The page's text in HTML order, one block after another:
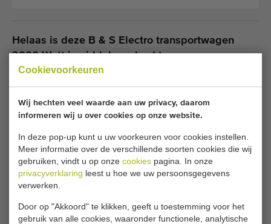
Cookievoorkeuren
Wij hechten veel waarde aan uw privacy, daarom
informeren wij u over cookies op onze website.
In deze pop-up kunt u uw voorkeuren voor cookies instellen.
Meer informatie over de verschillende soorten cookies die wij
gebruiken, vindt u op onze cookies pagina. In onze
privacyverklaring leest u hoe we uw persoonsgegevens
verwerken.
Door op "Akkoord" te klikken, geeft u toestemming voor het
gebruik van alle cookies, waaronder functionele, analytische
Helaas is deze B & S Electro transportwagen
2000 Watt inmiddels verkocht.
vergelijkbare Elektrische transportwagens beschikbaar
komt? Vul hier uw gegevens in.
Je huidige cookie-instellingen blokkeren dit
onderdeel. Pas je cookie-instellingen aan om
COOKIE-INSTELLINGEN WIJZIGEN